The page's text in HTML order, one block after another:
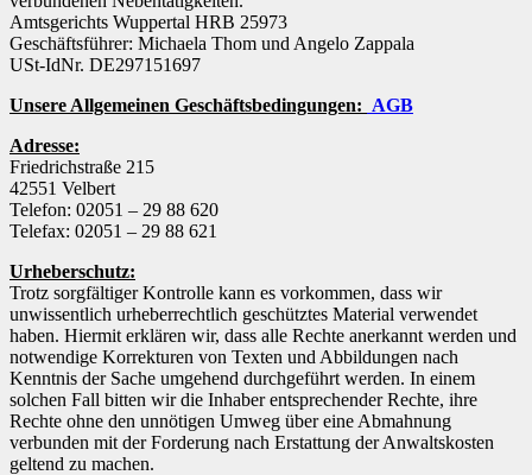
Amtsgerichts Wuppertal HRB 25973
Geschäftsführer: Michaela Thom und Angelo Zappala
USt-IdNr. DE297151697
Unsere Allgemeinen Geschäftsbedingungen: AGB
Adresse:
Friedrichstraße 215
42551 Velbert
Telefon: 02051 – 29 88 620
Telefax: 02051 – 29 88 621
Urheberschutz:
Trotz sorgfältiger Kontrolle kann es vorkommen, dass wir
unwissentlich urheberrechtlich geschütztes Material verwendet
haben. Hiermit erklären wir, dass alle Rechte anerkannt werden und
notwendige Korrekturen von Texten und Abbildungen nach
Kenntnis der Sache umgehend durchgeführt werden. In einem
solchen Fall bitten wir die Inhaber entsprechender Rechte, ihre
Rechte ohne den unnötigen Umweg über eine Abmahnung
verbunden mit der Forderung nach Erstattung der Anwaltskosten
geltend zu machen.